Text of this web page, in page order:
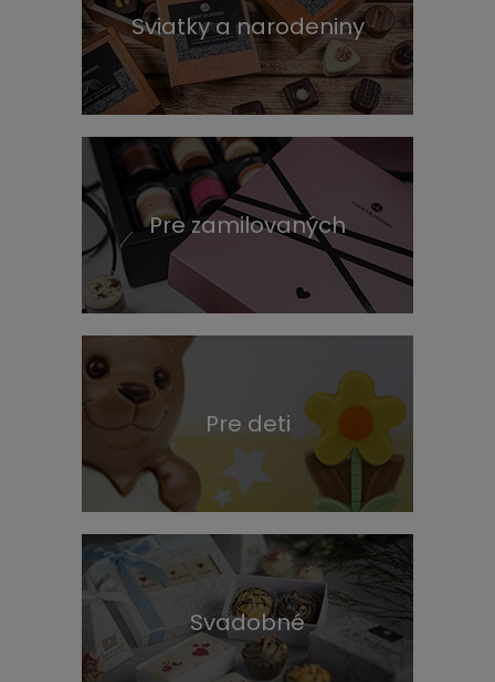
Sviatky a narodeniny
Pre zamilovaných
Pre deti
Svadobné